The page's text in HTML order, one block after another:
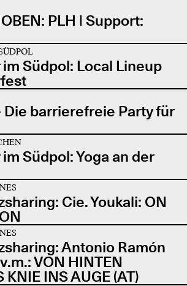
PLH | Support:
Südpol: Local Lineup
Die barrierefreie Party für
Südpol: Yoga an der
Cie. Youkali: ON
Antonio Ramón
VON HINTEN
KNIE INS AUGE (AT)